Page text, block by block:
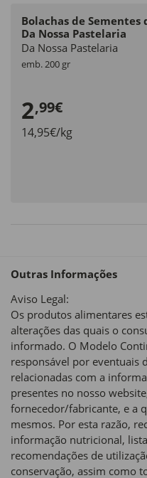
Bolachas de Sementes
Da Nossa Pastelaria
Da Nossa Pastelaria
emb. 200 gr
2,99€
14,95€/kg
Outras Informações
Aviso Legal:
Os produtos alimentares
alterações das quais o
informado. O Modelo
responsável por eventuais
relacionadas com a
presentes no nosso
fornecedor/fabricante, e a
mesmos. Por esta razão,
informação nutricional,
recomendações de
conservação, assim como